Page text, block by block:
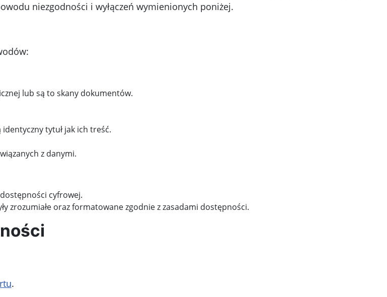
niezgodności i wyłączeń wymienionych poniżej.
lub są to skany dokumentów.
tytuł jak ich treść.
z danymi.
cyfrowej.
zrozumiałe oraz formatowane zgodnie z zasadami dostępności.
.